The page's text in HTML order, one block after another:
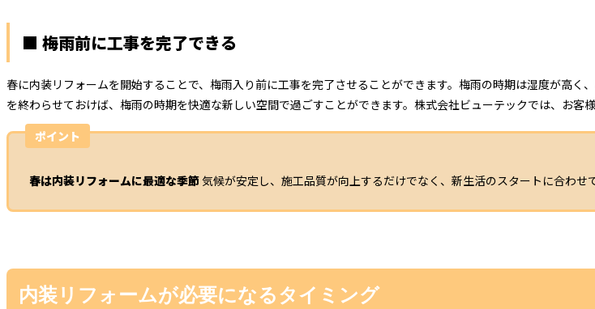
■ 梅雨前に工事を完了できる
春に内装リフォームを開始することで、梅雨入り前に工事を完了させることができます。梅雨の時期は湿度が高
を終わらせておけば、梅雨の時期を快適な新しい空間で過ごすことができます。株式会社ビューテックでは、お客
ポイント
春は内装リフォームに最適な季節気候が安定し、施工品質が向上するだけでなく、新生活のスタートに合わせ
内装リフォームが必要になるタイミング